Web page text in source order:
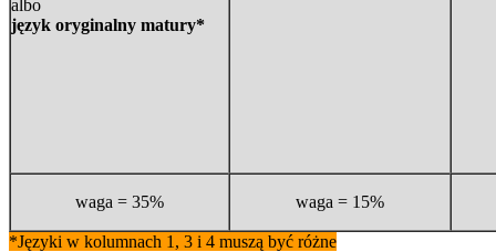
albo
język oryginalny matury*
waga = 35% waga = 15%
*Języki w kolumnach 1, 3 i 4 muszą być różne